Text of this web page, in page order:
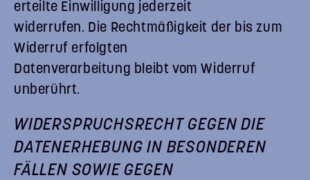
erteilte Einwilligung jederzeit
widerrufen. Die Rechtmäßigkeit der bis zum
Widerruf erfolgten
Datenverarbeitung bleibt vom Widerruf
unberührt.
WIDERSPRUCHSRECHT GEGEN DIE
DATENERHEBUNG IN BESONDEREN
FÄLLEN SOWIE GEGEN